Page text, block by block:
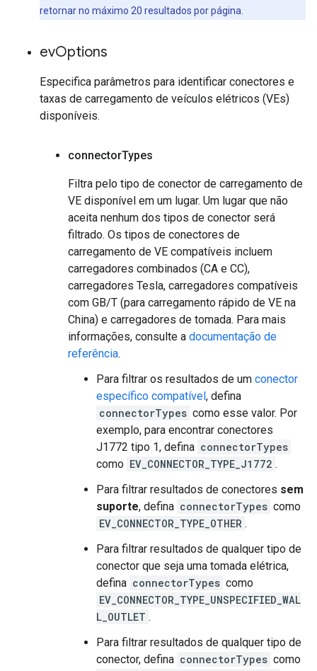
retornar no máximo 20 resultados por página.
evOptions
Especifica parâmetros para identificar conectores e
taxas de carregamento de veículos elétricos (VEs)
disponíveis.
connectorTypes
Filtra pelo tipo de conector de carregamento de
VE disponível em um lugar. Um lugar que não
aceita nenhum dos tipos de conector será
filtrado. Os tipos de conectores de
carregamento de VE compatíveis incluem
carregadores combinados (CA e CC),
carregadores Tesla, carregadores compatíveis
com GB/T (para carregamento rápido de VE na
China) e carregadores de tomada. Para mais
informações, consulte a documentação de
referência.
Para filtrar os resultados de um conector
específico compatível, defina
connectorTypes como esse valor. Por
exemplo, para encontrar conectores
J1772 tipo 1, defina connectorTypes
como EV_CONNECTOR_TYPE_J1772 .
Para filtrar resultados de conectores sem
suporte, defina connectorTypes como
EV_CONNECTOR_TYPE_OTHER .
Para filtrar resultados de qualquer tipo de
conector que seja uma tomada elétrica,
defina connectorTypes como
EV_CONNECTOR_TYPE_UNSPECIFIED_WAL
L_OUTLET .
Para filtrar resultados de qualquer tipo de
conector, defina connectorTypes como